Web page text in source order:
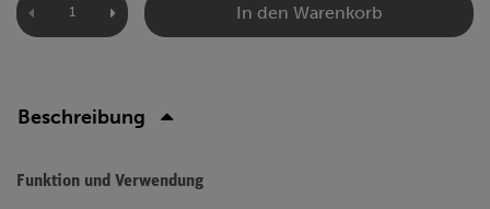
In den Warenkorb
Beschreibung
Funktion und Verwendung